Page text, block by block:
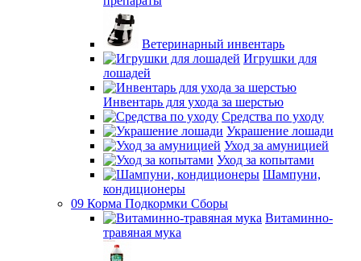
Ветеринарный инвентарь
Игрушки для
лошадей
Инвентарь для ухода за шерстью
Средства по уходу
Украшение лошади
Уход за амуницией
Уход за копытами
Шампуни,
кондиционеры
09 Корма Подкормки Сборы
Витаминно-
травяная мука